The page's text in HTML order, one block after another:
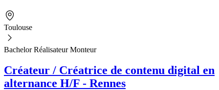
Toulouse
Bachelor Réalisateur Monteur
Créateur / Créatrice de contenu digital en
alternance H/F - Rennes